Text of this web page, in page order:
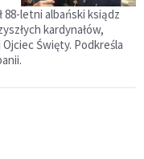
88-letni albański ksiądz
kardynałów,
Święty. Podkreśla